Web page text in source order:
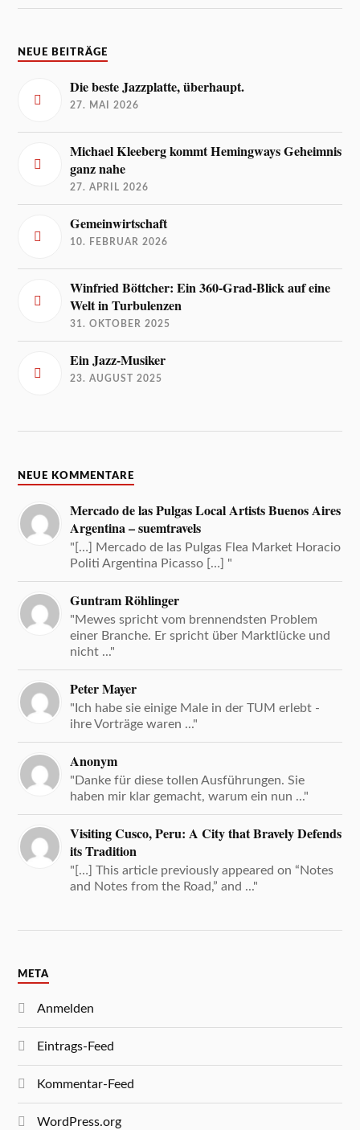
NEUE BEITRÄGE
Die beste Jazzplatte, überhaupt.
27. MAI 2026
Michael Kleeberg kommt Hemingways Geheimnis
ganz nahe
27. APRIL 2026
Gemeinwirtschaft
10. FEBRUAR 2026
Winfried Böttcher: Ein 360-Grad-Blick auf eine
Welt in Turbulenzen
31. OKTOBER 2025
Ein Jazz-Musiker
23. AUGUST 2025
NEUE KOMMENTARE
Mercado de las Pulgas Local Artists Buenos Aires
Argentina – suemtravels
"[…] Mercado de las Pulgas Flea Market Horacio
Politi Argentina Picasso […] "
Guntram Röhlinger
"Mewes spricht vom brennendsten Problem
einer Branche. Er spricht über Marktlücke und
nicht ..."
Peter Mayer
"Ich habe sie einige Male in der TUM erlebt -
ihre Vorträge waren ..."
Anonym
"Danke für diese tollen Ausführungen. Sie
haben mir klar gemacht, warum ein nun ..."
Visiting Cusco, Peru: A City that Bravely Defends
its Tradition
"[…] This article previously appeared on “Notes
and Notes from the Road,” and ..."
META
Anmelden
Eintrags-Feed
Kommentar-Feed
WordPress.org